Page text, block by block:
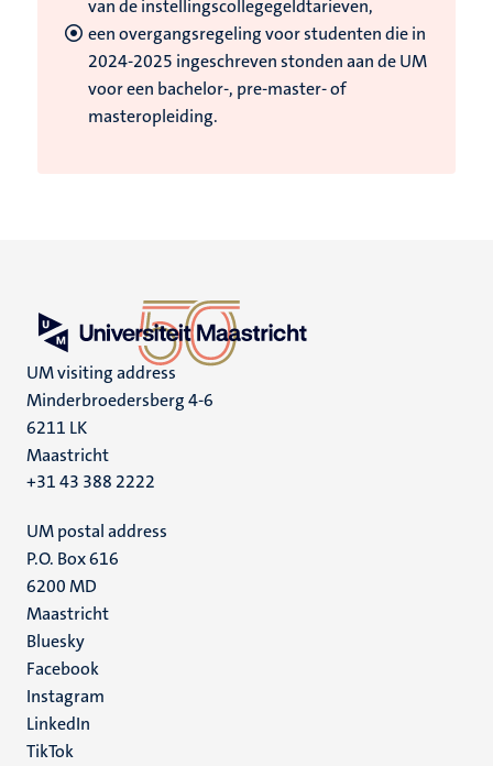
van de instellingscollegegeldtarieven,
een overgangsregeling voor studenten die in
2024-2025 ingeschreven stonden aan de UM
voor een bachelor-, pre-master- of
masteropleiding.
UM visiting address
Minderbroedersberg 4-6
6211 LK
Maastricht
+31 43 388 2222
UM postal address
P.O. Box 616
6200 MD
Maastricht
Social
media
Bluesky
Facebook
Instagram
LinkedIn
TikTok